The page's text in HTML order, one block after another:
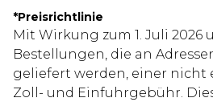
*Preisrichtlinie
Mit Wirkung zum 1. Juli 2026
Bestellungen, die an
geliefert werden, einer
Zoll- und Einfuhrgebühr.